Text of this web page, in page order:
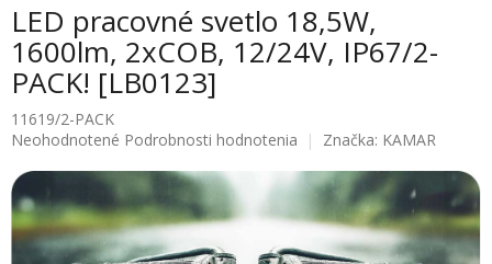
LED pracovné svetlo 18,5W,
1600lm, 2xCOB, 12/24V, IP67/2-
PACK! [LB0123]
11619/2-PACK
Priemerné
produktu
je
0.0
z
Neohodnotené Podrobnosti hodnotenia Značka: KAMAR